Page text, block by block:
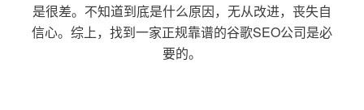
是很差。不知道到底是什么原因，无从改进，丧失自
信心。综上，找到一家正规靠谱的谷歌SEO公司是必
要的。